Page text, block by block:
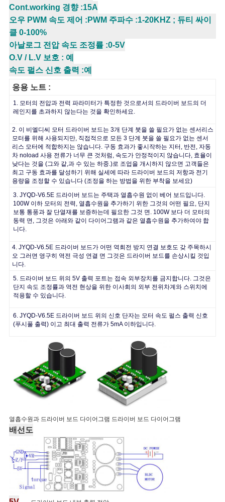
이
트
맵
개
인
정
보
보
호
정
책
Cont.working 경향 :15A
오우 PWM 속도 제어 :PWM 주파수 :1-20KHZ ; 듀티 싸이
클 0-100%
아날로그 전압 속도 조정률 :0-5V
O.V / L.V 보호 : 예
속도 펄스 신호 출력 :예
응용 노트 :
1. 모터의 전압과 전력 파라미터가 특정한 것으로서의 드라이버 보드의 더
레인지를 초과하지 않는다는 것을 확인하세요.
2. 이 비엘디씨 모터 드라이버 보드는 3개 단계 붓을 쓸 필요가 없는 센서리스
모터를 위해 사용되지만, 직접적으로 모든 3 단계 붓을 쓸 필요가 없는 센서
리스 모터에 적합하지는 않습니다. 구동 효과가 좋시작하는 지터, 반전, 자동
차 noload 사용 전류가 너무 큰 것처럼, 속도가 안정적이지 않습니다, 효율이
낮다는 것을 (그와 같,과 수 있는 하중.)로 조업을 개시하지 않으면 고객들은
최고 구동 효과를 달성하기 위해 실세에 따라 드라이버 보드의 저항과 전기
용량을 조정할 수 있습니다 (조정을 하는 방법을 위한 부착을 보세요)
3. JYQD-V6.5E 드라이버 보드는 주택과 열흡수원 없이 베어 보드입니다.
100W 이하 모터의 전력, 열흡수원을 추가하기 위한 그것의 어떤 필요, 단지
보통 통풍과 잘 단열재를 보증하는데 필요한 그것 면. 100W 보다 더 모터의
동력 면, 그것은 아래와 같이 다이어그램과 같은 열흡수원을 추가하여야 합
니다.
4. JYQD-V6.5E 드라이버 보드가 어떤 역회전 방지 연결 보호도 갖 주목하시
오 그러면 영구히 역전 극성 연결 면 그것은 드라이버 보드를 손상시킬 것입
니다.
5. 드라이버 보드 위의 5V 출력 포트는 접속 외부장치를 금지합니다. 그것은
단지 속도 조정률과 역전 현상을 위한 이사회의 외부 전위차계와 스위치에
적용할 수 있습니다.
6. JYQD-V6.5E 드라이버 보드 위의 신호 단자는 모터 속도 펄스 출력 신호
(푸시풀 출력) 이고 최대 출력 전류가 5mA 이하입니다.
열흡수원과 드라이버 보드 다이어그램 드라이버 보드 다이어그램
배선도